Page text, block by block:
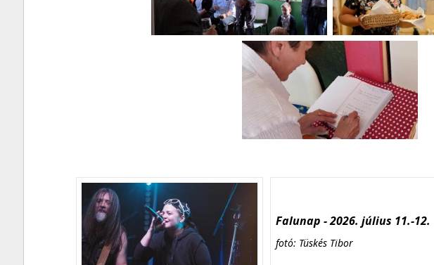
Falunap - 2026. július 11.-12.
fotó: Tüskés Tibor